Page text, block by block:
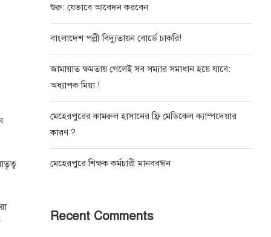
শুরু: যেভাবে আবেদন করবেন
বাংলাদেশ পল্লী বিদ্যুতায়ন বোর্ডে চাকরি!
জামায়াত ক্ষমতায় গেলেই সব সম্যার সমাধান হয়ে যাবে:
অধ্যাপক মিয়া !
মেহেরপুরের কামরুল হাসানের ফ্রি মেডিকেল ক্যাম্পদেয়ার
কারণ ?
মেহেরপুরে শিক্ষক কর্মচারী মানববন্ধন
Recent Comments